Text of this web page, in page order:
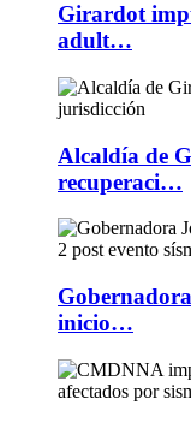
Girardot
adult…
Alcaldía de
recuperaci…
inicio…